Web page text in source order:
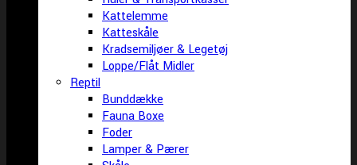
Kattelemme
Katteskåle
Kradsemiljøer & Legetøj
Loppe/Flåt Midler
Reptil
Bunddække
Fauna Boxe
Foder
Lamper & Pærer